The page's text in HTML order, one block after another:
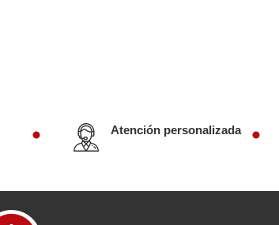
Atención personalizada